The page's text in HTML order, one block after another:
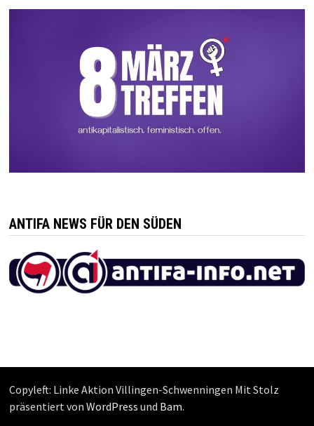
ANTIFA NEWS FÜR DEN SÜDEN
Copyleft: Linke Aktion Villingen-Schwenningen Mit Stolz
präsentiert von WordPress und Bam.